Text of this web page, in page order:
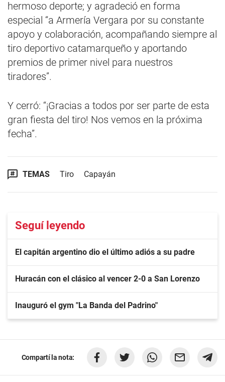
hermoso deporte; y agradeció en forma
especial “a Armería Vergara por su constante
apoyo y colaboración, acompañando siempre al
tiro deportivo catamarqueño y aportando
premios de primer nivel para nuestros
tiradores”.
Y cerró: “¡Gracias a todos por ser parte de esta
gran fiesta del tiro! Nos vemos en la próxima
fecha”.
TEMAS Tiro Capayán
Seguí leyendo
El capitán argentino dio el último adiós a su padre
Huracán con el clásico al vencer 2-0 a San Lorenzo
Inauguró el gym "La Banda del Padrino"
Compartí la nota: